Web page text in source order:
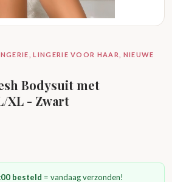
LINGERIE VOOR HAAR, NIEUWE
Bodysuit met
XL - Zwart
besteld = vandaag verzonden!